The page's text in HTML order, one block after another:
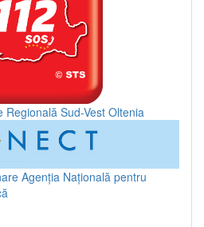
Sud-Vest Oltenia
Agenția Națională pentru